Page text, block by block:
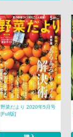
野菜だより 2020年5月号
[Full版]